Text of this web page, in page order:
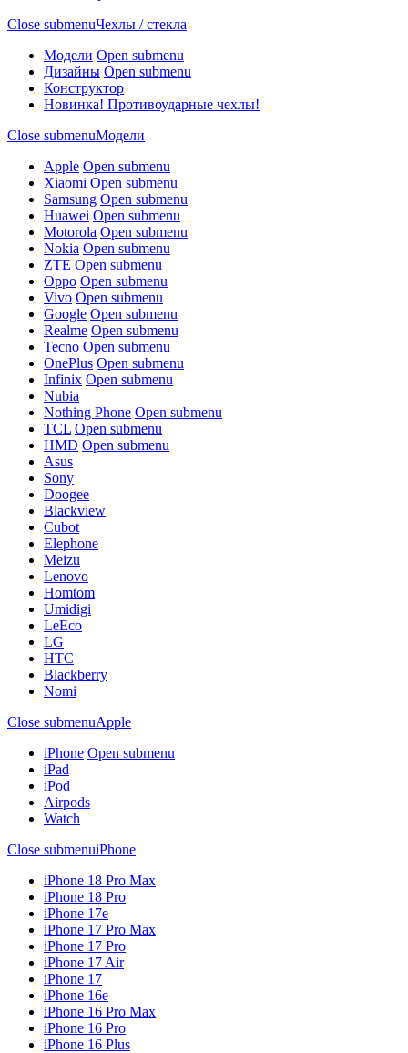
Close submenuЧехлы / стекла
Модели Open submenu
Дизайны Open submenu
Конструктор
Новинка! Противоударные чехлы!
Close submenuМодели
Apple Open submenu
Xiaomi Open submenu
Samsung Open submenu
Huawei Open submenu
Motorola Open submenu
Nokia Open submenu
ZTE Open submenu
Oppo Open submenu
Vivo Open submenu
Google Open submenu
Realme Open submenu
Tecno Open submenu
OnePlus Open submenu
Infinix Open submenu
Nubia
Nothing Phone Open submenu
TCL Open submenu
HMD Open submenu
Asus
Sony
Doogee
Blackview
Cubot
Elephone
Meizu
Lenovo
Homtom
Umidigi
LeEco
LG
HTC
Blackberry
Nomi
Close submenuApple
iPhone Open submenu
iPad
iPod
Airpods
Watch
Close submenuiPhone
iPhone 18 Pro Max
iPhone 18 Pro
iPhone 17e
iPhone 17 Pro Max
iPhone 17 Pro
iPhone 17 Air
iPhone 17
iPhone 16e
iPhone 16 Pro Max
iPhone 16 Pro
iPhone 16 Plus